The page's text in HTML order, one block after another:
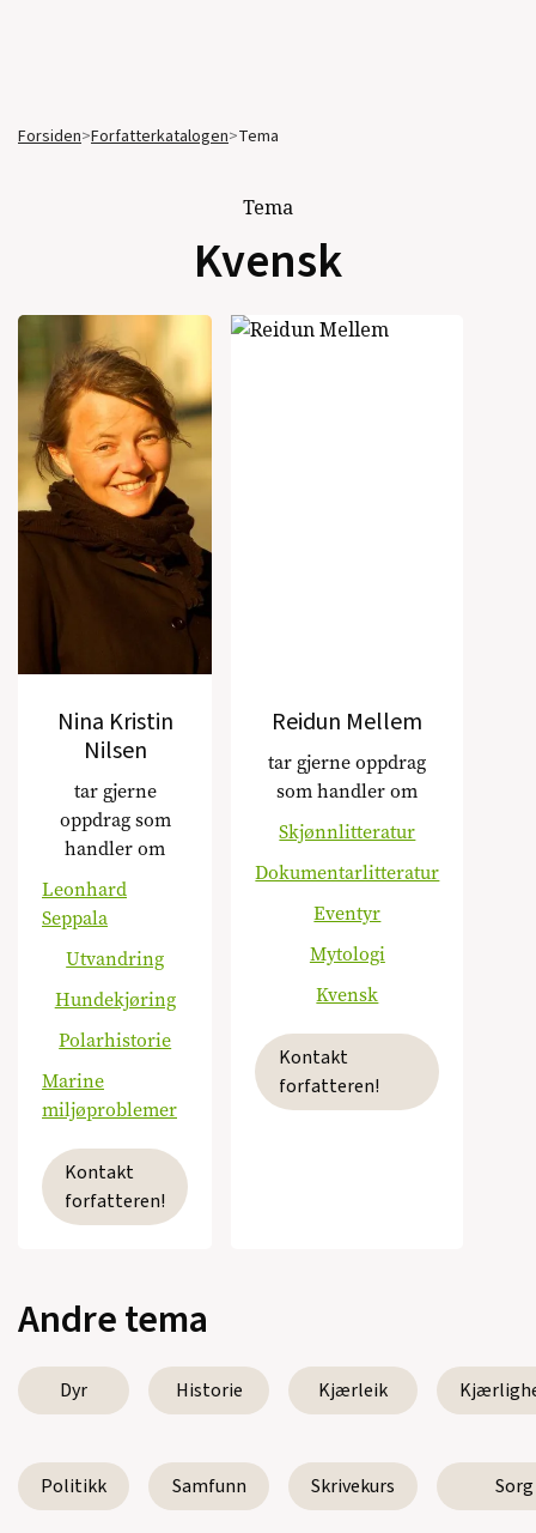
Forsiden>Forfatterkatalogen>Tema
Tema
Kvensk
Nina Kristin
Nilsen
tar gjerne
oppdrag som
handler om
Leonhard
Seppala
Utvandring
Hundekjøring
Polarhistorie
Marine
miljøproblemer
Kontakt
forfatteren!
Reidun Mellem
tar gjerne oppdrag
som handler om
Skjønnlitteratur
Dokumentarlitteratur
Eventyr
Mytologi
Kvensk
Kontakt
forfatteren!
Andre tema
Dyr Historie Kjærleik
Politikk Samfunn Skrivekurs Sorg